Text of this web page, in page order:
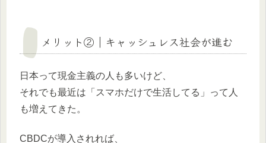
メリット②｜キャッシュレス社会が進む
日本って現金主義の人も多いけど、
それでも最近は「スマホだけで生活してる」って人
も増えてきた。
CBDCが導入されれば、